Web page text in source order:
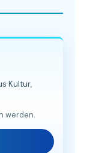
Kultur,
werden.